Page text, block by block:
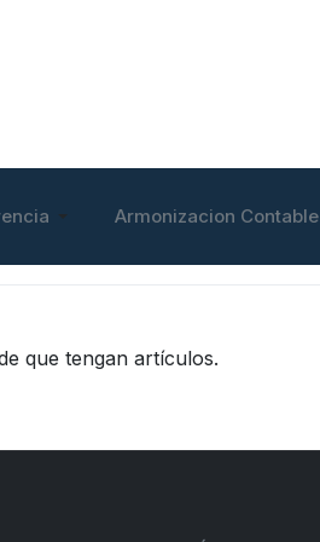
Armonizacion Contable
que tengan artículos.